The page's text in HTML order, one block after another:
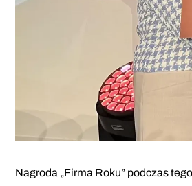
Nagroda „Firma Roku” podczas